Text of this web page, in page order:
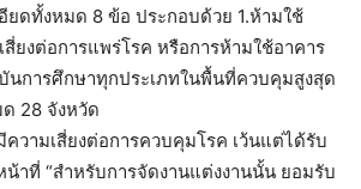
ยดทั้งหมด 8 ข้อ ประกอบด้วย 1.ห้ามใช้
ยงต่อการแพร่โรค หรือการห้ามใช้อาคาร
นการศึกษาทุกประเภทในพื้นที่ควบคุมสูงสุด
28 จังหวัด
วามเสี่ยงต่อการควบคุมโรค เว้นแต่ได้รับ
าที่ “สำหรับการจัดงานแต่งงานนั้น ยอมรับ